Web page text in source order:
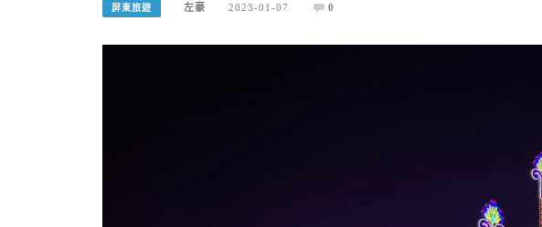
屏東旅遊 左豪 2023-01-07 0